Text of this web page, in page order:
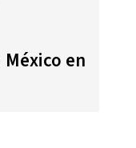
en